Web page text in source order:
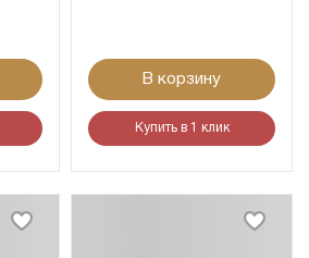
В корзину
Купить в 1 клик